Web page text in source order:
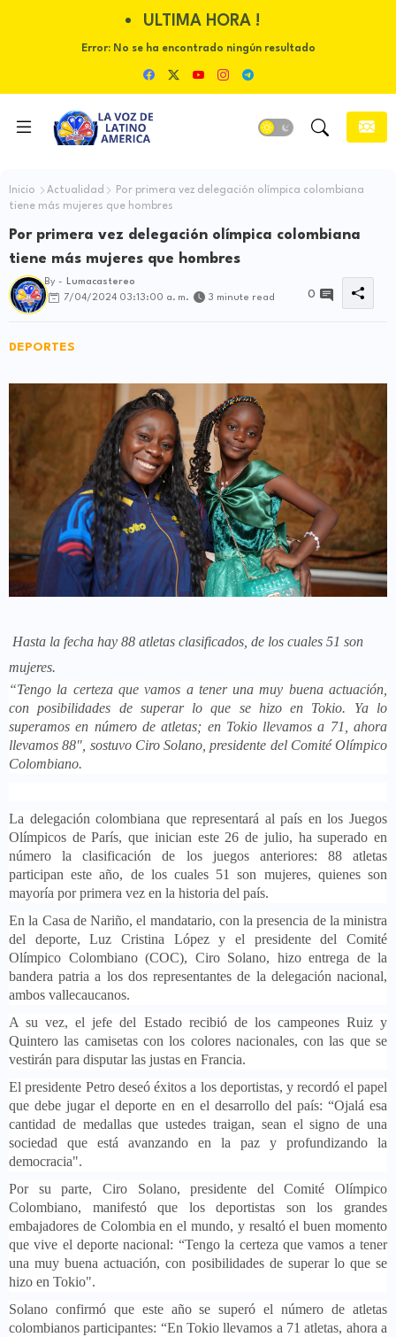
ULTIMA HORA !
Error:No se ha encontrado ningún resultado
Inicio Actualidad
Por primera vez delegación olímpica colombiana
tiene más mujeres que hombres
Por primera vez delegación olímpica colombiana
tiene más mujeres que hombres
By -
Lumacastereo
7/04/2024 03:13:00 a. m.
3 minute read 0
DEPORTES
Hasta la fecha hay 88 atletas clasificados, de los cuales 51 son
mujeres.
“Tengo la certeza que vamos a tener una muy buena actuación,
con posibilidades de superar lo que se hizo en Tokio. Ya lo
superamos en número de atletas; en Tokio llevamos a 71, ahora
llevamos 88", sostuvo Ciro Solano, presidente del Comité Olímpico
Colombiano.
​La delegación colombiana que representará al país en los Juegos
Olímpicos de París, que inician este 26 de julio, ha superado en
número la clasificación de los juegos anteriores: 88 atletas
participan este año, de los cuales 51 son mujeres, quienes son
mayoría por primera vez en la historia del país.
En la Casa de Nariño, el mandatario, con la presencia de la ministra
del deporte, Luz Cristina López y el presidente del Comité
Olímpico Colombiano (COC), Ciro Solano, hizo entrega de la
bandera patria a los dos representantes de la delegación nacional,
ambos vallecaucanos.
A su vez, el jefe del Estado recibió de los campeones Ruiz y
Quintero las camisetas con los colores nacionales, con las que se
vestirán para disputar las justas en Francia.
El presidente Petro deseó éxitos a los deportistas, y recordó el papel
que debe jugar el deporte en en el desarrollo del país: “Ojalá esa
cantidad de medallas que ustedes traigan, sean el signo de una
sociedad que está avanzando en la paz y profundizando la
democracia".​​
Por su parte, Ciro Solano, presidente del Comité Olímpico
Colombiano, manifestó que los deportistas son los grandes
embajadores de Colombia en el mundo, y resaltó el buen momento
que vive el deporte nacional: “Tengo la certeza que vamos a tener
una muy buena actuación, con posibilidades de superar lo que se
hizo en Tokio".
Solano confirmó que este año se superó el número de atletas
colombianos participantes: “En Tokio llevamos a 71 atletas, ahora a